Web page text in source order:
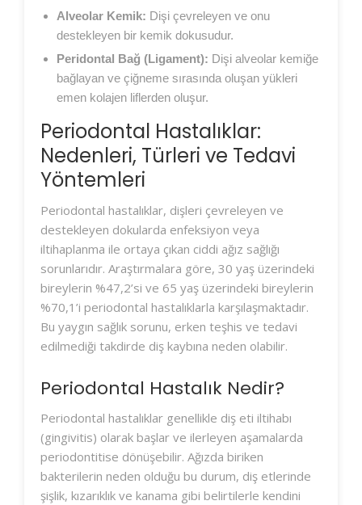
Alveolar Kemik: Dişi çevreleyen ve onu
destekleyen bir kemik dokusudur.
Peridontal Bağ (Ligament): Dişi alveolar kemiğe
bağlayan ve çiğneme sırasında oluşan yükleri
emen kolajen liflerden oluşur.
Periodontal Hastalıklar:
Nedenleri, Türleri ve Tedavi
Yöntemleri
Periodontal hastalıklar, dişleri çevreleyen ve
destekleyen dokularda enfeksiyon veya
iltihaplanma ile ortaya çıkan ciddi ağız sağlığı
sorunlarıdır. Araştırmalara göre, 30 yaş üzerindeki
bireylerin %47,2’si ve 65 yaş üzerindeki bireylerin
%70,1’i periodontal hastalıklarla karşılaşmaktadır.
Bu yaygın sağlık sorunu, erken teşhis ve tedavi
edilmediği takdirde diş kaybına neden olabilir.
Periodontal Hastalık Nedir?
Periodontal hastalıklar genellikle diş eti iltihabı
(gingivitis) olarak başlar ve ilerleyen aşamalarda
periodontitise dönüşebilir. Ağızda biriken
bakterilerin neden olduğu bu durum, diş etlerinde
şişlik, kızarıklık ve kanama gibi belirtilerle kendini